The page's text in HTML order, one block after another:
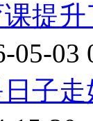
提
05-03
子